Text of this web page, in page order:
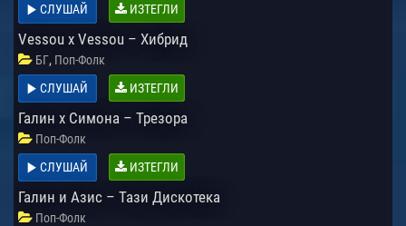
СЛУШАЙ
ИЗТЕГЛИ
Vessou x Vessou – Хибрид
БГ, Поп-Фолк
СЛУШАЙ
ИЗТЕГЛИ
Галин х Симона – Трезора
Поп-Фолк
СЛУШАЙ
ИЗТЕГЛИ
Галин и Азис – Тази Дискотека
Поп-Фолк